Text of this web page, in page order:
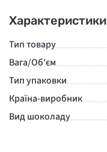
Характеристики
Тип товару
Вага/Об'єм
Тип упаковки
Країна-виробник
Вид шоколаду